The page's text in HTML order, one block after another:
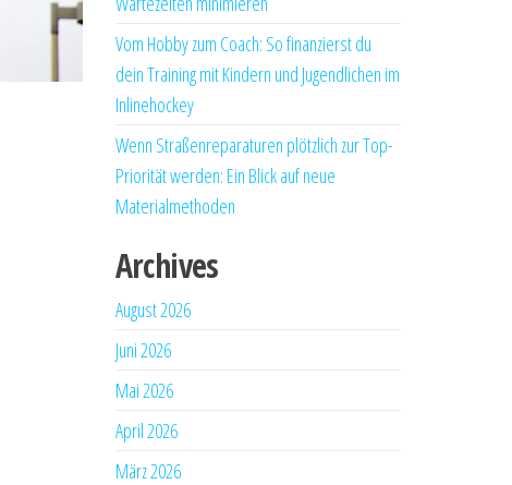
Vom Hobby zum Coach: So finanzierst du
dein Training mit Kindern und Jugendlichen im
Inlinehockey
Wenn Straßenreparaturen plötzlich zur Top-
Priorität werden: Ein Blick auf neue
Materialmethoden
Archives
August 2026
Juni 2026
Mai 2026
April 2026
März 2026